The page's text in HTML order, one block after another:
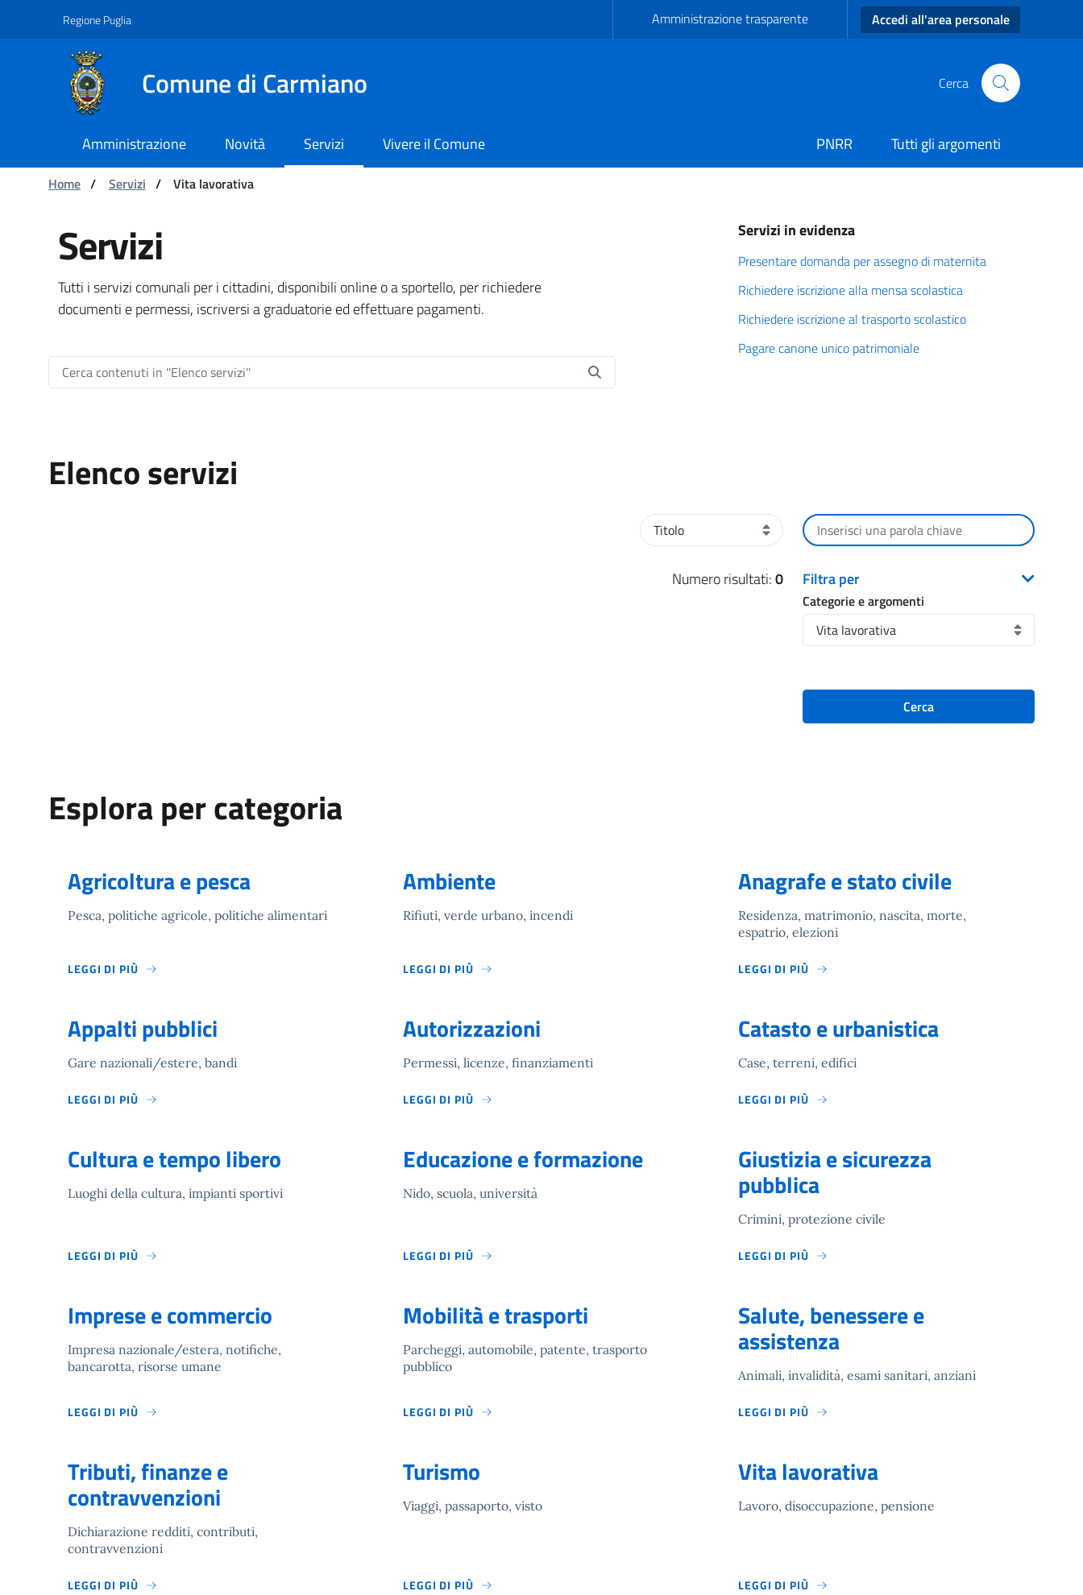
Navigazione
Salta al contenuto
Regione Puglia Amministrazione trasparente Accedi all'area personale
Comune di Carmiano Cerca
Amministrazione Novità Servizi Vivere il Comune PNRR
Tutti gli argomenti
Ti trovi in:
Home / Servizi / Vita lavorativa
Elenco servizi - Comune di Carmiano
Servizi
Tutti i servizi comunali per i cittadini, disponibili online o a sportello, per richiedere
documenti e permessi, iscriversi a graduatorie ed effettuare pagamenti.
Servizi in evidenza
Presentare domanda per assegno di maternita
Richiedere iscrizione alla mensa scolastica
Richiedere iscrizione al trasporto scolastico
Pagare canone unico patrimoniale
Elenco servizi
Ordinamento
Numero risultati:0
Cerca per testo
Filtra per
Categorie e argomenti
Cerca
Esplora per categoria
Agricoltura e pesca
Pesca, politiche agricole, politiche alimentari
LEGGI DI PIÙ
Ambiente
Rifiuti, verde urbano, incendi
LEGGI DI PIÙ
Anagrafe e stato civile
Residenza, matrimonio, nascita, morte,
espatrio, elezioni
LEGGI DI PIÙ
Appalti pubblici
Gare nazionali/estere, bandi
LEGGI DI PIÙ
Autorizzazioni
Permessi, licenze, finanziamenti
LEGGI DI PIÙ
Catasto e urbanistica
Case, terreni, edifici
LEGGI DI PIÙ
Cultura e tempo libero
Luoghi della cultura, impianti sportivi
LEGGI DI PIÙ
Educazione e formazione
Nido, scuola, università
LEGGI DI PIÙ
Giustizia e sicurezza
pubblica
Crimini, protezione civile
LEGGI DI PIÙ
Imprese e commercio
Impresa nazionale/estera, notifiche,
bancarotta, risorse umane
LEGGI DI PIÙ
Mobilità e trasporti
Parcheggi, automobile, patente, trasporto
pubblico
LEGGI DI PIÙ
Salute, benessere e
assistenza
Animali, invalidità, esami sanitari, anziani
LEGGI DI PIÙ
Tributi, finanze e
contravvenzioni
Dichiarazione redditi, contributi,
contravvenzioni
LEGGI DI PIÙ
Turismo
Viaggi, passaporto, visto
LEGGI DI PIÙ
Vita lavorativa
Lavoro, disoccupazione, pensione
LEGGI DI PIÙ